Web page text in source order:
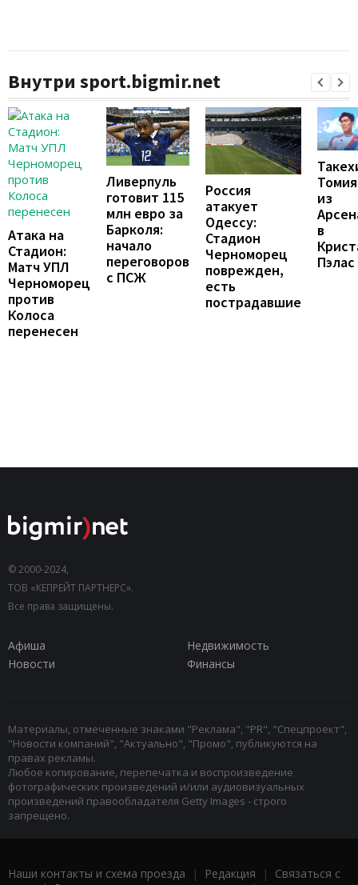
Внутри sport.bigmir.net
Атака на
Стадион:
Матч УПЛ
Черноморец
против
Колоса
перенесен
Ливерпуль
готовит 115
млн евро за
Барколя:
начало
переговоров
с ПСЖ
Россия
атакует
Одессу:
Стадион
Черноморец
поврежден,
есть
пострадавшие
из
в
Пэлас
© 2000-2024,
ТОВ «КЕПРЕЙТ ПАРТНЕРС».
Все права защищены.
Афиша
Недвижимость
Новости
Финансы
Материалы, отмеченные знаками "Реклама", "PR", "Спецпроект",
"Новости компаний", "Актуально", "Промо", публикуются на
правах рекламы.
Любое копирование, перепечатка и воспроизведение
фотографических произведений и/или аудиовизуальных
произведений правообладателя Getty Images - строго
запрещено.
Наши контакты и схема проезда | Редакция | Связаться с